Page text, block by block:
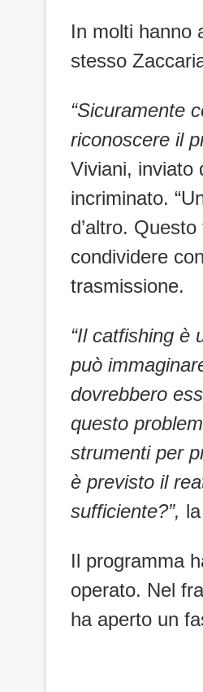
In molti hanno
stesso
“Sicuramente
riconoscere il
Viviani, inviato
incriminato.
d’altro.
condividere
trasmissione.
“Il catfishing è
può
dovrebbero
questo
strumenti per
è previsto il
sufficiente?”,
Il programma
operato. Nel
ha aperto un